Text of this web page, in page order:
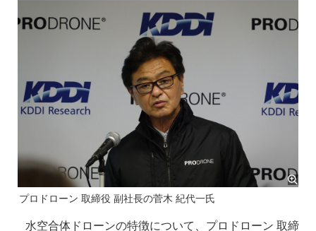
プロドローン 取締役 副社長の菅木 紀代一氏
水空合体ドローンの特徴について、プロドローン 取締